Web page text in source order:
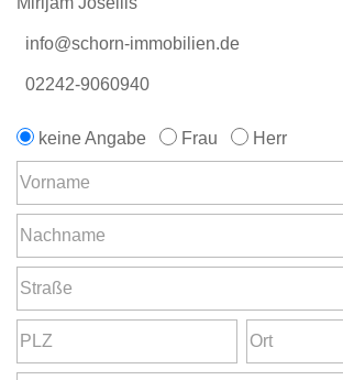
info@schorn-immobilien.de
02242-9060940
keine Angabe Frau Herr